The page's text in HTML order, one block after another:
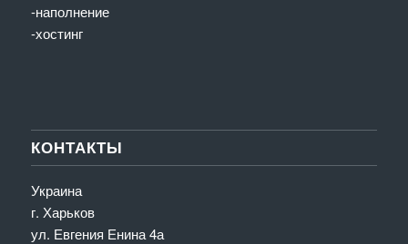
-наполнение
-хостинг
КОНТАКТЫ
Украина
г. Харьков
ул. Евгения Енина 4а